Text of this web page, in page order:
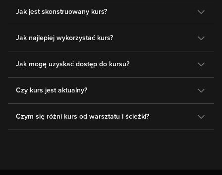
Jak jest skonstruowany kurs?
Jak najlepiej wykorzystać kurs?
Jak mogę uzyskać dostęp do kursu?
Czy kurs jest aktualny?
Czym się różni kurs od warsztatu i ścieżki?